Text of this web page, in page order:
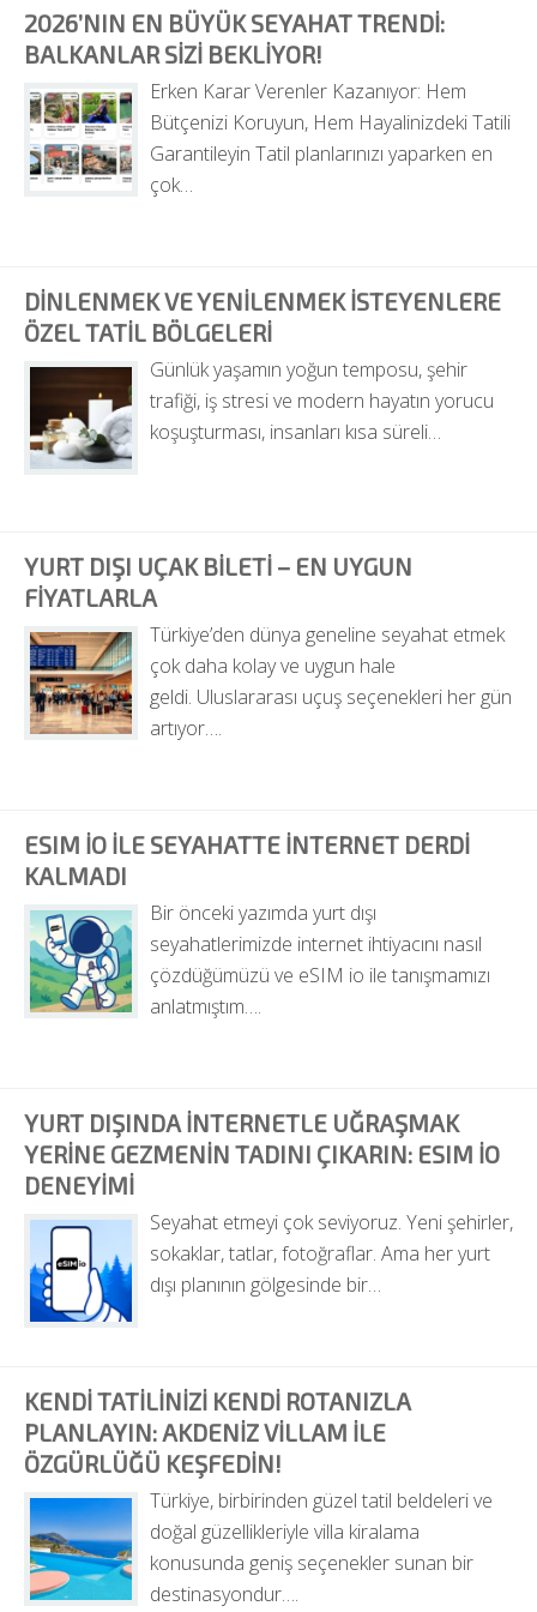
2026’NIN EN BÜYÜK SEYAHAT TRENDI:
BALKANLAR SIZI BEKLIYOR!
Erken Karar Verenler Kazanıyor: Hem
Bütçenizi Koruyun, Hem Hayalinizdeki Tatili
Garantileyin Tatil planlarınızı yaparken en
çok…
DINLENMEK VE YENILENMEK İSTEYENLERE
ÖZEL TATIL BÖLGELERI
Günlük yaşamın yoğun temposu, şehir
trafiği, iş stresi ve modern hayatın yorucu
koşuşturması, insanları kısa süreli…
YURT DIŞI UÇAK BILETI – EN UYGUN
FIYATLARLA
Türkiye’den dünya geneline seyahat etmek
çok daha kolay ve uygun hale
geldi. Uluslararası uçuş seçenekleri her gün
artıyor….
ESIM IO ILE SEYAHATTE INTERNET DERDI
KALMADI
Bir önceki yazımda yurt dışı
seyahatlerimizde internet ihtiyacını nasıl
çözdüğümüzü ve eSIM io ile tanışmamızı
anlatmıştım….
YURT DIŞINDA İNTERNETLE UĞRAŞMAK
YERINE GEZMENIN TADINI ÇIKARIN: ESIM IO
DENEYIMI
Seyahat etmeyi çok seviyoruz. Yeni şehirler,
sokaklar, tatlar, fotoğraflar. Ama her yurt
dışı planının gölgesinde bir…
KENDI TATILINIZI KENDI ROTANIZLA
PLANLAYIN: AKDENIZ VILLAM ILE
ÖZGÜRLÜĞÜ KEŞFEDIN!
Türkiye, birbirinden güzel tatil beldeleri ve
doğal güzellikleriyle villa kiralama
konusunda geniş seçenekler sunan bir
destinasyondur….